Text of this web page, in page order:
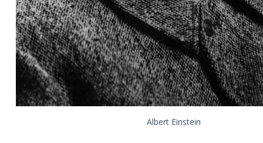
Albert Einstein